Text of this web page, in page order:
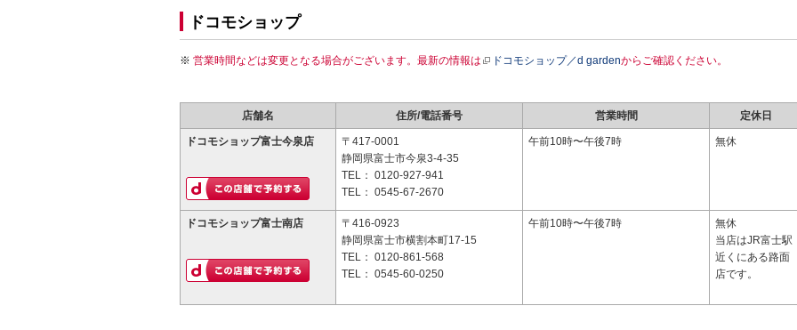
ドコモショップ
営業時間などは変更となる場合がございます。最新の情報は ドコモショップ／d gardenからご確認ください。
店舗名 住所/電話番号 営業時間 定休日
ドコモショップ富士今泉店
〒417-0001
静岡県富士市今泉3-4-35
TEL： 0120-927-941
TEL： 0545-67-2670
午前10時〜午後7時 無休
ドコモショップ富士南店
〒416-0923
静岡県富士市横割本町17-15
TEL： 0120-861-568
TEL： 0545-60-0250
午前10時〜午後7時
無休
当店はJR富士駅
近くにある路面
店です。